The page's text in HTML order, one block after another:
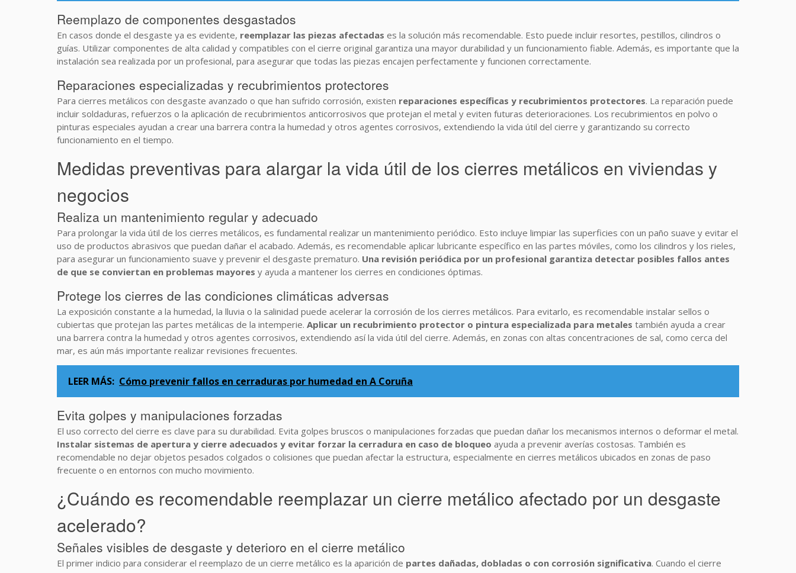
Reemplazo de componentes desgastados
En casos donde el desgaste ya es evidente, reemplazar las piezas afectadas es la solución más recomendable. Esto puede incluir resortes, pestillos, cilindros o
guías. Utilizar componentes de alta calidad y compatibles con el cierre original garantiza una mayor durabilidad y un funcionamiento fiable. Además, es importante que la
instalación sea realizada por un profesional, para asegurar que todas las piezas encajen perfectamente y funcionen correctamente.
Reparaciones especializadas y recubrimientos protectores
Para cierres metálicos con desgaste avanzado o que han sufrido corrosión, existen reparaciones específicas y recubrimientos protectores. La reparación puede
incluir soldaduras, refuerzos o la aplicación de recubrimientos anticorrosivos que protejan el metal y eviten futuras deterioraciones. Los recubrimientos en polvo o
pinturas especiales ayudan a crear una barrera contra la humedad y otros agentes corrosivos, extendiendo la vida útil del cierre y garantizando su correcto
funcionamiento en el tiempo.
Medidas preventivas para alargar la vida útil de los cierres metálicos en viviendas y
negocios
Realiza un mantenimiento regular y adecuado
Para prolongar la vida útil de los cierres metálicos, es fundamental realizar un mantenimiento periódico. Esto incluye limpiar las superficies con un paño suave y evitar el
uso de productos abrasivos que puedan dañar el acabado. Además, es recomendable aplicar lubricante específico en las partes móviles, como los cilindros y los rieles,
para asegurar un funcionamiento suave y prevenir el desgaste prematuro. Una revisión periódica por un profesional garantiza detectar posibles fallos antes
de que se conviertan en problemas mayores y ayuda a mantener los cierres en condiciones óptimas.
Protege los cierres de las condiciones climáticas adversas
La exposición constante a la humedad, la lluvia o la salinidad puede acelerar la corrosión de los cierres metálicos. Para evitarlo, es recomendable instalar sellos o
cubiertas que protejan las partes metálicas de la intemperie. Aplicar un recubrimiento protector o pintura especializada para metales también ayuda a crear
una barrera contra la humedad y otros agentes corrosivos, extendiendo así la vida útil del cierre. Además, en zonas con altas concentraciones de sal, como cerca del
mar, es aún más importante realizar revisiones frecuentes.
LEER MÁS: Cómo prevenir fallos en cerraduras por humedad en A Coruña
Evita golpes y manipulaciones forzadas
El uso correcto del cierre es clave para su durabilidad. Evita golpes bruscos o manipulaciones forzadas que puedan dañar los mecanismos internos o deformar el metal.
Instalar sistemas de apertura y cierre adecuados y evitar forzar la cerradura en caso de bloqueo ayuda a prevenir averías costosas. También es
recomendable no dejar objetos pesados colgados o colisiones que puedan afectar la estructura, especialmente en cierres metálicos ubicados en zonas de paso
frecuente o en entornos con mucho movimiento.
¿Cuándo es recomendable reemplazar un cierre metálico afectado por un desgaste
acelerado?
Señales visibles de desgaste y deterioro en el cierre metálico
El primer indicio para considerar el reemplazo de un cierre metálico es la aparición de partes dañadas, dobladas o con corrosión significativa. Cuando el cierre